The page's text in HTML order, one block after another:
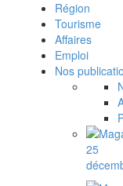
Région
Tourisme
Affaires
Emploi
Nos